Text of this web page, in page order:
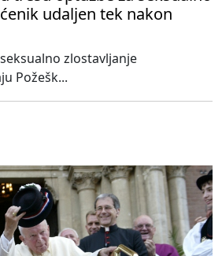
udaljen tek nakon
zlostavljanje
Požešk...